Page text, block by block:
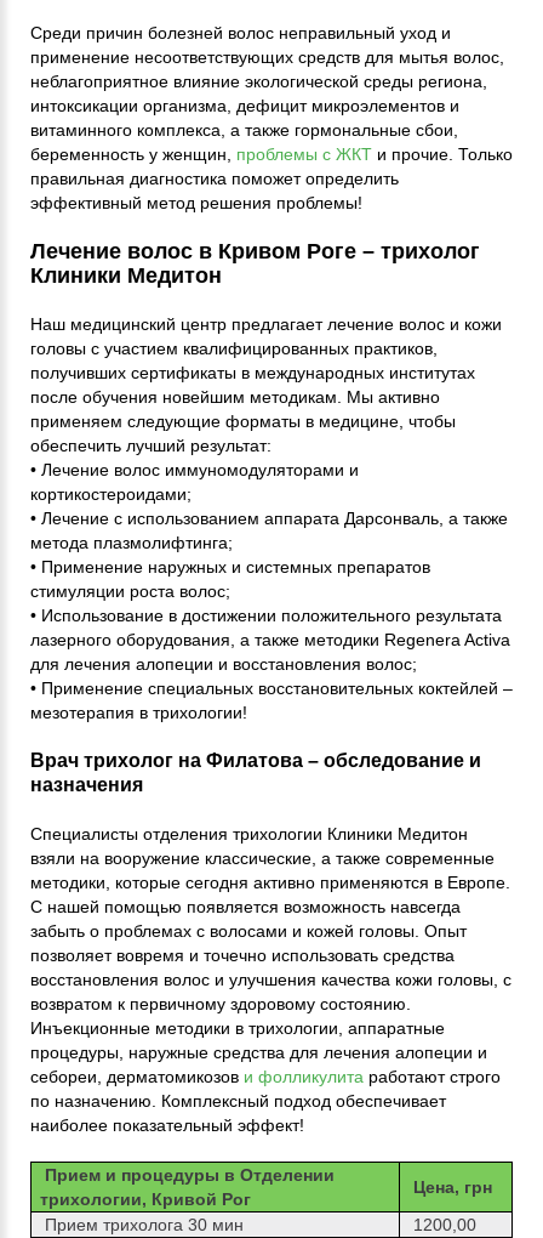
Среди причин болезней волос неправильный уход и
применение несоответствующих средств для мытья волос,
неблагоприятное влияние экологической среды региона,
интоксикации организма, дефицит микроэлементов и
витаминного комплекса, а также гормональные сбои,
беременность у женщин, проблемы с ЖКТ и прочие. Только
правильная диагностика поможет определить
эффективный метод решения проблемы!
Лечение волос в Кривом Роге – трихолог
Клиники Медитон
Наш медицинский центр предлагает лечение волос и кожи
головы с участием квалифицированных практиков,
получивших сертификаты в международных институтах
после обучения новейшим методикам. Мы активно
применяем следующие форматы в медицине, чтобы
обеспечить лучший результат:
• Лечение волос иммуномодуляторами и
кортикостероидами;
• Лечение с использованием аппарата Дарсонваль, а также
метода плазмолифтинга;
• Применение наружных и системных препаратов
стимуляции роста волос;
• Использование в достижении положительного результата
лазерного оборудования, а также методики Regenera Activa
для лечения алопеции и восстановления волос;
• Применение специальных восстановительных коктейлей –
мезотерапия в трихологии!
Врач трихолог на Филатова – обследование и
назначения
Специалисты отделения трихологии Клиники Медитон
взяли на вооружение классические, а также современные
методики, которые сегодня активно применяются в Европе.
С нашей помощью появляется возможность навсегда
забыть о проблемах с волосами и кожей головы. Опыт
позволяет вовремя и точечно использовать средства
восстановления волос и улучшения качества кожи головы, с
возвратом к первичному здоровому состоянию.
Инъекционные методики в трихологии, аппаратные
процедуры, наружные средства для лечения алопеции и
себореи, дерматомикозов и фолликулита работают строго
по назначению. Комплексный подход обеспечивает
наиболее показательный эффект!
Прием и процедуры в Отделении
трихологии, Кривой Рог
Цена, грн
Прием трихолога 30 мин
1200,00